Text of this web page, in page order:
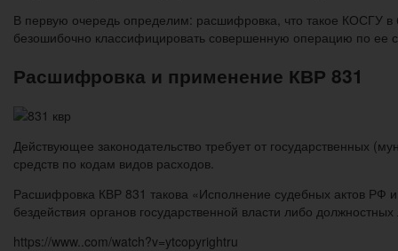
В первую очередь определим: расшифровка, что такое КОСГУ в
безошибочно классифицировать совершенную операцию по ее
Расшифровка и применение КВР 831
Действующее законодательство требует от государственных
средств по кодам видов расходов.
Расшифровка КВР 831 такова «Исполнение судебных актов РФ
бездействия органов государственной власти либо
https://www..com/watch?v=ytcopyrightru